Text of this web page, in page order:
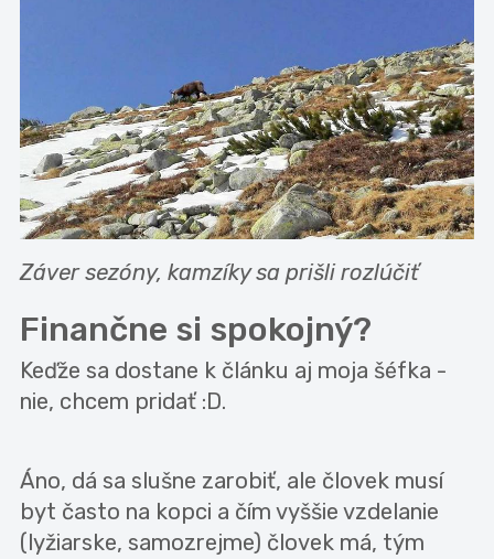
Záver sezóny, kamzíky sa prišli rozlúčiť
Finančne si spokojný?
Keďže sa dostane k článku aj moja šéfka -
nie, chcem pridať :D.
Áno, dá sa slušne zarobiť, ale človek musí
byt často na kopci a čím vyššie vzdelanie
(lyžiarske, samozrejme) človek má, tým